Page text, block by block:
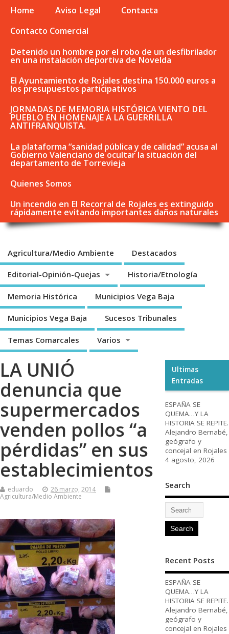
Home Aviso Legal
Contacta
Contacto Comercial
Detenido un hombre por el robo de un desfibrilador
en una instalación deportiva de Novelda
El Ayuntamiento de Rojales destina 150.000 euros a
los presupuestos participativos
JORNADAS DE MEMORIA HISTÓRICA VIENTO DEL
PUEBLO EN HOMENAJE A LA GUERRILLA
ANTIFRANQUISTA.
La plataforma “sanidad pública y de calidad” acusa al
Gobierno Valenciano de ocultar la situación del
departamento de Torrevieja
Quienes Somos
Un incendio en El Recorral de Rojales es extinguido
rápidamente evitando importantes daños naturales
Agricultura/Medio Ambiente Destacados
Editorial-Opinión-Quejas Historia/Etnología
Memoria Histórica Municipios Vega Baja
Municipios Vega Baja Sucesos Tribunales
Temas Comarcales Varios
LA UNIÓ
denuncia que
supermercados
venden pollos “a
pérdidas” en sus
establecimientos
eduardo
26 marzo, 2014
Agricultura/Medio Ambiente
Ultimas
Entradas
ESPAÑA SE
QUEMA…Y LA
HISTORIA SE REPITE.
Alejandro Bernabé,
geógrafo y
concejal en Rojales
4 agosto, 2026
Search
Recent Posts
ESPAÑA SE
QUEMA…Y LA
HISTORIA SE REPITE.
Alejandro Bernabé,
geógrafo y
concejal en Rojales